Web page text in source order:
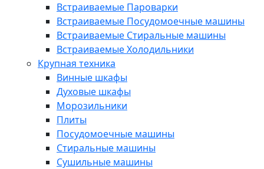
Встраиваемые Пароварки
Встраиваемые Посудомоечные машины
Встраиваемые Стиральные машины
Встраиваемые Холодильники
Крупная техника
Винные шкафы
Духовые шкафы
Морозильники
Плиты
Посудомоечные машины
Стиральные машины
Сушильные машины